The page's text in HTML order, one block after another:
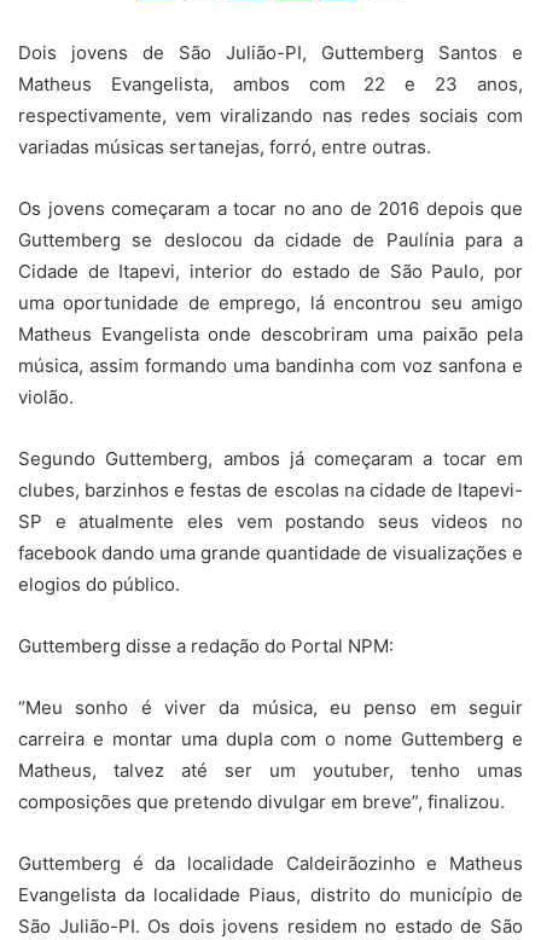
Dois jovens de São Julião-PI, Guttemberg Santos e
Matheus Evangelista, ambos com 22 e 23 anos,
respectivamente, vem viralizando nas redes sociais com
variadas músicas sertanejas, forró, entre outras.
Os jovens começaram a tocar no ano de 2016 depois que
Guttemberg se deslocou da cidade de Paulínia para a
Cidade de Itapevi, interior do estado de São Paulo, por
uma oportunidade de emprego, lá encontrou seu amigo
Matheus Evangelista onde descobriram uma paixão pela
música, assim formando uma bandinha com voz sanfona e
violão.
Segundo Guttemberg, ambos já começaram a tocar em
clubes, barzinhos e festas de escolas na cidade de Itapevi-
SP e atualmente eles vem postando seus videos no
facebook dando uma grande quantidade de visualizações e
elogios do público.
Guttemberg disse a redação do Portal NPM:
“Meu sonho é viver da música, eu penso em seguir
carreira e montar uma dupla com o nome Guttemberg e
Matheus, talvez até ser um youtuber, tenho umas
composições que pretendo divulgar em breve”, finalizou.
Guttemberg é da localidade Caldeirãozinho e Matheus
Evangelista da localidade Piaus, distrito do município de
São Julião-PI. Os dois jovens residem no estado de São